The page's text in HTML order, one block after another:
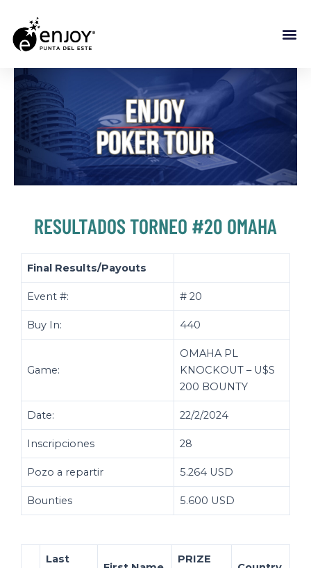
RESULTADOS TORNEO #20 OMAHA
Final Results/Payouts
Event #: # 20
Buy In: 440
Game:
OMAHA PL
KNOCKOUT – U$S
200 BOUNTY
Date: 22/2/2024
Inscripciones 28
Pozo a repartir 5.264 USD
Bounties 5.600 USD
Last
PRIZE